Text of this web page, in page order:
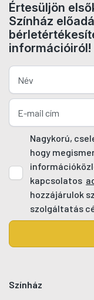
Értesüljön
Színház
információiról!
Nagykorú,
hogy
kapcsolatos
hozzájárulok
szolgáltatás
Színház